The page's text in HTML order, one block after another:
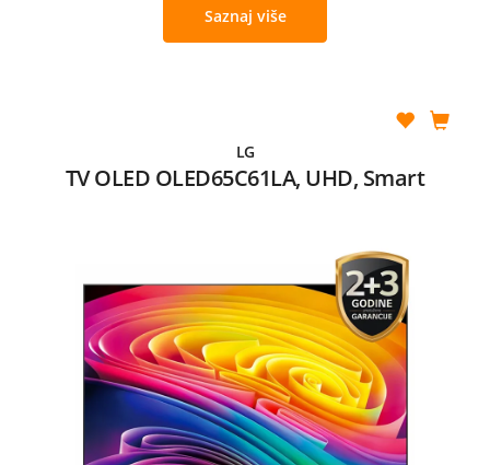
Saznaj više
LG
TV OLED OLED65C61LA, UHD, Smart